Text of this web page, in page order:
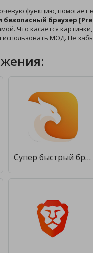
функцию, помогает
браузер
Что касается
МОД. Не
Супер быстрый браузер [Premium]